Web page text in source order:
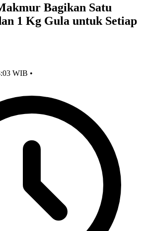
Bagikan Satu
1 Kg Gula untuk Setiap
WIB •